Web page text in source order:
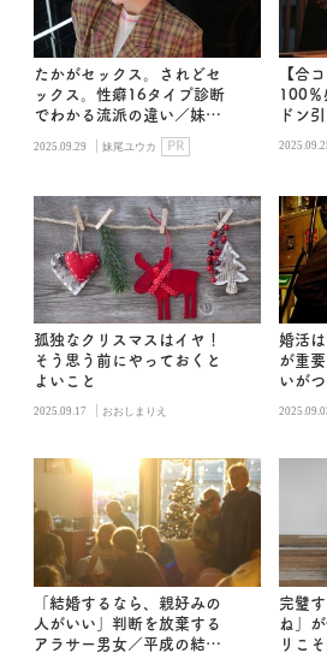
たかがセックス。されどセ
ックス。性癖16タイプ診断
でわかる流派の違い／妹尾
2025.09.29 | 妹尾ユウカ PR
【合
100％
ドン
孤独なクリスマスはイヤ！
そう思う前にやっておくと
よいこと
2025.09.17 | おおしまりえ
婚活
が重
いが
「結婚するなら、親好みの
人がいい」判断を放棄する
アラサー男女／平成の結婚
完璧
ね」
リこ